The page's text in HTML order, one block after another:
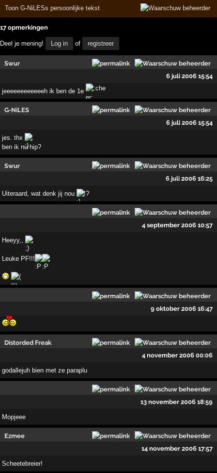
Toon G-NiLESs persoonlijke tekst
17 opmerkingen
Deel je mening! Log in of registreer
Swur
6 juli 2006 15:54
jeeeeeeeeeeeeh ik ben de 1e
G-NiLES
6 juli 2006 15:54
jes. thx
ben ik nu hip?
Swur
6 juli 2006 16:25
Uiteraard, wat denk jij nou !?
4 september 2006 10:57
Heeyy,,
Leuke PF!!!
9 oktober 2006 16:47
Distorded Freak
4 november 2006 00:06
godallejuh bien met ze paraplu
13 november 2006 18:59
Mopjeee
Ezmee
14 november 2006 17:57
Scheetebreier!